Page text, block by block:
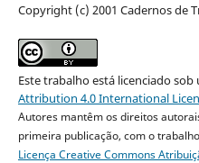
Copyright (c) 2001 Cadernos de
Este trabalho está licenciado sob
Attribution 4.0 International
Autores mantêm os direitos
primeira publicação, com o
Licença Creative Commons